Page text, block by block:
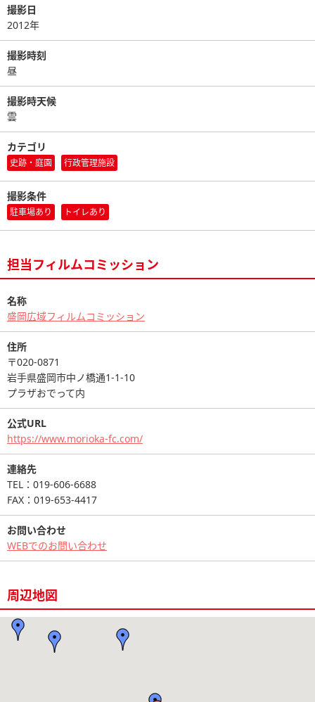
撮影日
2012年
撮影時刻
昼
撮影時天候
雲
カテゴリ
史跡・庭園 行政管理施設
撮影条件
駐車場あり トイレあり
担当フィルムコミッション
名称
盛岡広域フィルムコミッション
住所
〒020-0871
岩手県盛岡市中ノ橋通1-1-10
プラザおでって内
公式URL
https://www.morioka-fc.com/
連絡先
TEL：019-606-6688
FAX：019-653-4417
お問い合わせ
WEBでのお問い合わせ
周辺地図